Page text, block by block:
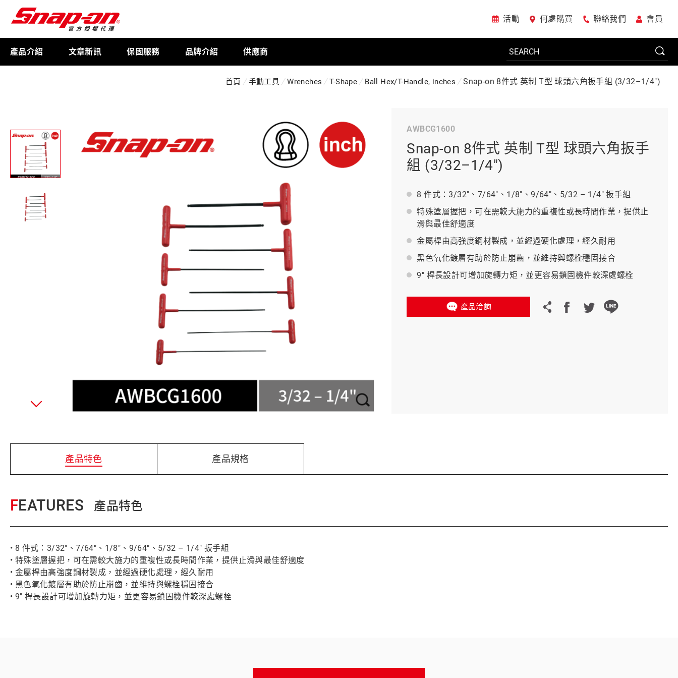
活動 何處購買 聯絡我們 會員
產品介紹
扭力扳手 科技商店
車廠專用工具
工業半導體 美國JohnBean設備
BAHCO 瑞典魚牌 義大利 Bike-Lift
文章新訊 保固服務 品牌介紹 供應商
首頁 手動工具 Wrenches T-Shape Ball Hex/T-Handle, inches Snap-on 8件式 英制 T型 球頭六角扳手組 (3/32–1/4")
AWBCG1600
Snap-on 8件式 英制 T型 球頭六角扳手
組 (3/32–1/4")
8 件式：3/32"、7/64"、1/8"、9/64"、5/32 – 1/4" 扳手組
特殊塗層握把，可在需較大施力的重複性或長時間作業，提供止
滑與最佳舒適度
金屬桿由高強度鋼材製成，並經過硬化處理，經久耐用
黑色氧化鍍層有助於防止崩齒，並維持與螺栓穩固接合
9" 桿長設計可增加旋轉力矩，並更容易鎖固機件較深處螺栓
產品洽詢
產品特色 產品規格
FEATURES 產品特色
• 8 件式：3/32"、7/64"、1/8"、9/64"、5/32 – 1/4" 扳手組
• 特殊塗層握把，可在需較大施力的重複性或長時間作業，提供止滑與最佳舒適度
• 金屬桿由高強度鋼材製成，並經過硬化處理，經久耐用
• 黑色氧化鍍層有助於防止崩齒，並維持與螺栓穩固接合
• 9" 桿長設計可增加旋轉力矩，並更容易鎖固機件較深處螺栓